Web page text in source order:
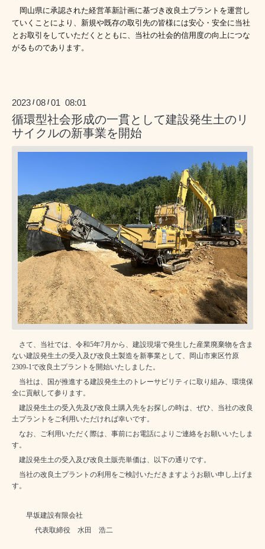
岡山県に承認された経営革新計画に基づき改良土プラントを運営し
ていくことにより、新規や既存の取引先の皆様には安心・安全に当社
とお取引をしていただくとともに、当社の社会的信用度の向上につな
がるものであります。
2023 /08 /01 08:01
循環型社会形成の一貫として建設発生土のリ
サイクルの新事業を開始
さて、当社では、令和5年7月から、建設現場で発生した産業廃棄物を含ま
ない建設発生土の受入及び改良土製造を新事業として、岡山市東区竹原
2309-1で改良土プラントを開始いたしました。
当社は、国が推進する建設発生土のトレーサビリティに取り組み、環境保
全に貢献して参ります。
建設発生土の受入先及び改良土購入先をお探しの時は、ぜひ、当社の改良
土プラントをご利用いただければ幸いです。
なお、ご利用いただく際は、事前にお電話によりご連絡をお願いいたしま
す。
建設発生土の受入及び改良土販売単価は、以下の通りです。
当社の改良土プラントの利用をご検討いただきますようお願い申し上げま
す。
早坂建設有限会社
代表取締役 水田 浩二